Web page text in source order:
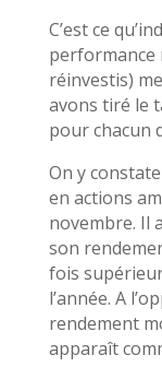
C’est ce
performance
réinvestis)
avons tiré le
pour chacun
On y
en actions
novembre. Il
son
fois
l’année. A
rendement
apparaît